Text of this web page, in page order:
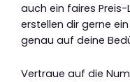
auch ein faires
erstellen dir gerne
genau auf deine
Vertraue auf die